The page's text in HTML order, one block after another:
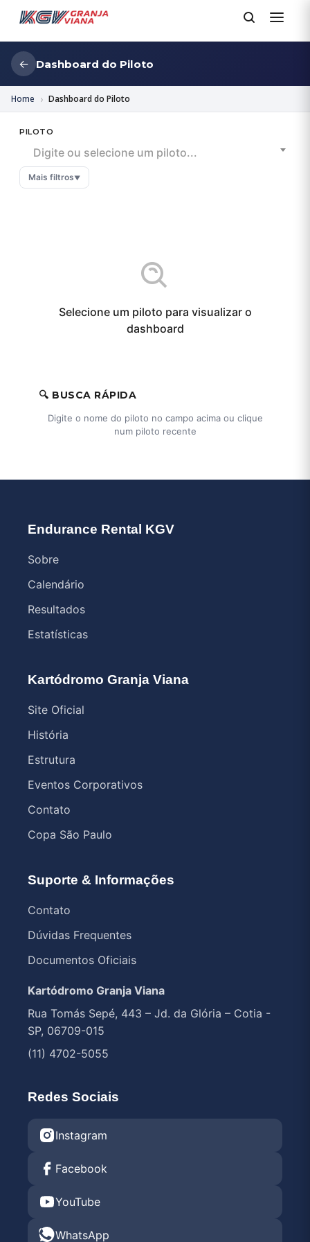
← Dashboard do Piloto
Home Dashboard do Piloto
PILOTO
Digite ou selecione um piloto...
Mais filtros▼
Selecione um piloto para visualizar o
dashboard
🔍 BUSCA RÁPIDA
Digite o nome do piloto no campo acima ou clique
num piloto recente
Endurance Rental KGV
Sobre
Calendário
Resultados
Estatísticas
Kartódromo Granja Viana
Site Oficial
História
Estrutura
Eventos Corporativos
Contato
Copa São Paulo
Suporte & Informações
Contato
Dúvidas Frequentes
Documentos Oficiais
Kartódromo Granja Viana
Rua Tomás Sepé, 443 – Jd. da Glória – Cotia -
SP, 06709-015
(11) 4702-5055
Redes Sociais
Instagram
Facebook
YouTube
WhatsApp